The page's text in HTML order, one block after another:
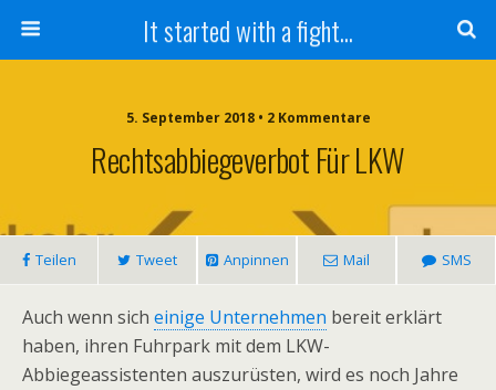
It started with a fight...
5. September 2018 • 2 Kommentare
Rechtsabbiegeverbot Für LKW
Teilen Tweet Anpinnen Mail SMS
Auch wenn sich einige Unternehmen bereit erklärt
haben, ihren Fuhrpark mit dem LKW-
Abbiegeassistenten auszurüsten, wird es noch Jahre